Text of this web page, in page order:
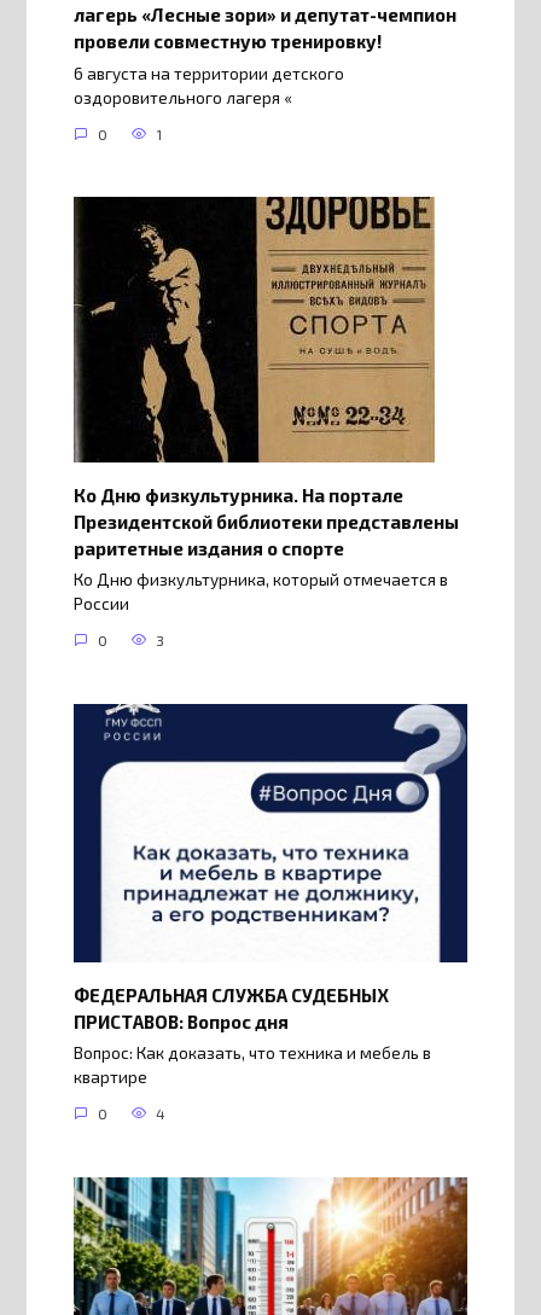
лагерь «Лесные зори» и депутат-чемпион
провели совместную тренировку!
6 августа на территории детского
оздоровительного лагеря «
0 1
Ко Дню физкультурника. На портале
Президентской библиотеки представлены
раритетные издания о спорте
Ко Дню физкультурника, который отмечается в
России
0 3
ФЕДЕРАЛЬНАЯ СЛУЖБА СУДЕБНЫХ
ПРИСТАВОВ: Вопрос дня
Вопрос: Как доказать, что техника и мебель в
квартире
0 4